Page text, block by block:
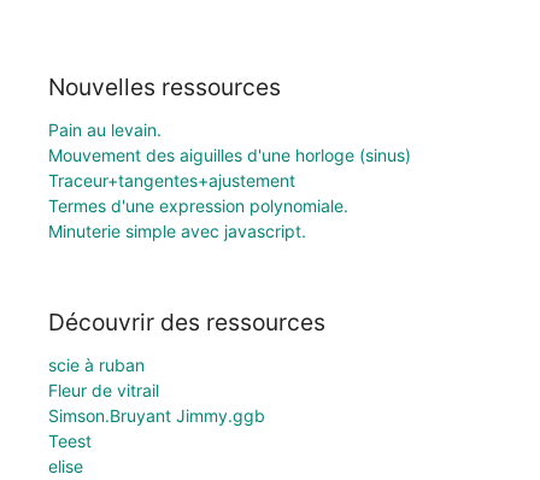
Nouvelles ressources
Pain au levain.
Mouvement des aiguilles d'une horloge (sinus)
Traceur+tangentes+ajustement
Termes d'une expression polynomiale.
Minuterie simple avec javascript.
Découvrir des ressources
scie à ruban
Fleur de vitrail
Simson.Bruyant Jimmy.ggb
Teest
elise